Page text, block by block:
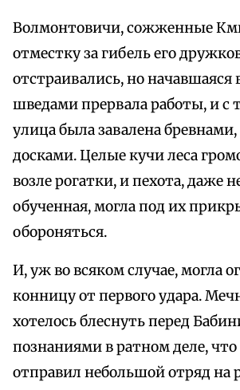
Волмонтовичи, сожженные
отместку за гибель его
отстраивались, но начавшаяся
шведами прервала работы, и с
улица была завалена
досками. Целые кучи леса
возле рогатки, и пехота, даже
обученная, могла под их
обороняться.
И, уж во всяком случае, могла
конницу от первого удара.
хотелось блеснуть перед
познаниями в ратном деле,
отправил небольшой отряд на